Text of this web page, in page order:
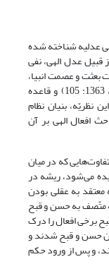
عدلیه شناخته شده
قبیل عدل الهی، نفی
و عصمت انبیا،
و حتّی قواعد مهمّ کلامی مانند قاعد‌ه لطف (حلی، 1363: 105) و قاعده
نظریّه، بنیان نظام
افعال الهی بر آن
که در میان
می‌شود، ریشه در
به عقلی بودن
متّصف به حسن و قبح
برخی افعال را درک
حسن و قبح شدند و
و پس از ورود حکم